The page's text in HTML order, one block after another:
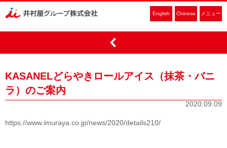
English Chinese メニュー
KASANELどらやきロールアイス（抹茶・バニ
ラ）のご案内
2020.09.09
https://www.imuraya.co.jp/news/2020/details210/